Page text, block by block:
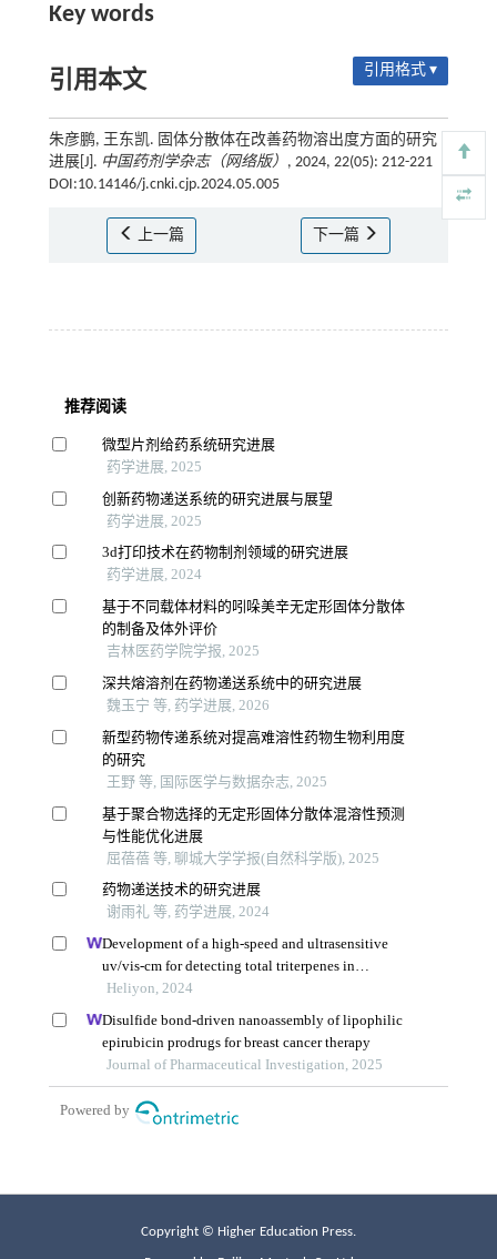
Key words
引用本文 引用格式 ▾
朱彦鹏, 王东凯. 固体分散体在改善药物溶出度方面的研究
进展[J]. 中国药剂学杂志（网络版） , 2024, 22(05): 212-221
DOI:10.14146/j.cnki.cjp.2024.05.005
上一篇 下一篇
Copyright © Higher Education Press.